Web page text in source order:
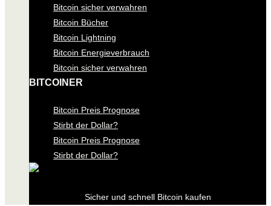
Bitcoin sicher verwahren
Bitcoin Bücher
Bitcoin Lightning
Bitcoin Energieverbrauch
Bitcoin sicher verwahren
BITCOINER
Bitcoin Preis Prognose
Stirbt der Dollar?
Bitcoin Preis Prognose
Stirbt der Dollar?
Sicher und schnell Bitcoin kaufen